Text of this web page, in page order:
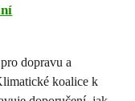
dopravu a
koalice k